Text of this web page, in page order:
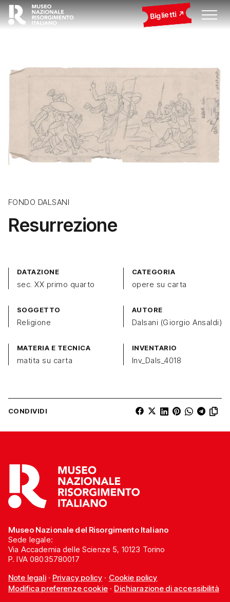
Biglietti
FONDO DALSANI
Resurrezione
DATAZIONE
sec. XX primo quarto
CATEGORIA
opere su carta
SOGGETTO
Religione
AUTORE
Dalsani (Giorgio Ansaldi)
MATERIA E TECNICA
matita su carta
INVENTARIO
Inv_Dals_4018
CONDIVIDI
Museo Nazionale del Risorgimento Italiano
Sede legale:
Via Accademia delle Scienze 5, 10123 Torino
P. IVA 08035780017
Note legali· Privacy policy · Cookie policy
Modifica preferenze cookie· Dichiarazione di accessibilità